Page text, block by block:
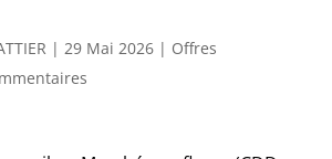
| 29 Mai 2026| Offres